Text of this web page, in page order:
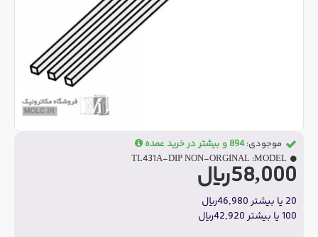
58,000ریال
20 یا بیشتر 46,980ریال
100 یا بیشتر 42,920ریال
موجودی: 894 و بیشتر در خرید عمده
MODEL:
TL431A-DIP NON-ORGINAL